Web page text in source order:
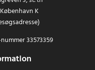
K
33573359